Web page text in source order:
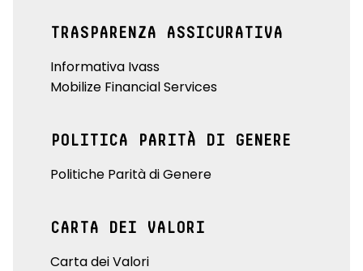
TRASPARENZA ASSICURATIVA
Informativa Ivass
Mobilize Financial Services
POLITICA PARITÀ DI GENERE
Politiche Parità di Genere
CARTA DEI VALORI
Carta dei Valori